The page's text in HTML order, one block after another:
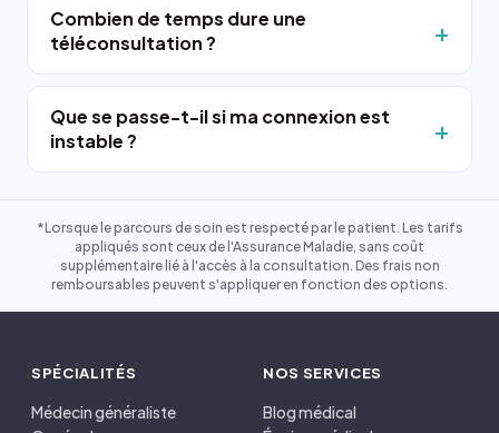
Combien de temps dure une
téléconsultation ?
Que se passe-t-il si ma connexion est
instable ?
*Lorsque le parcours de soin est respecté par le patient. Les tarifs
appliqués sont ceux de l'Assurance Maladie, sans coût
supplémentaire lié à l'accès à la consultation. Des frais non
remboursables peuvent s'appliquer en fonction des options.
SPÉCIALITÉS
Médecin généraliste
NOS SERVICES
Blog médical